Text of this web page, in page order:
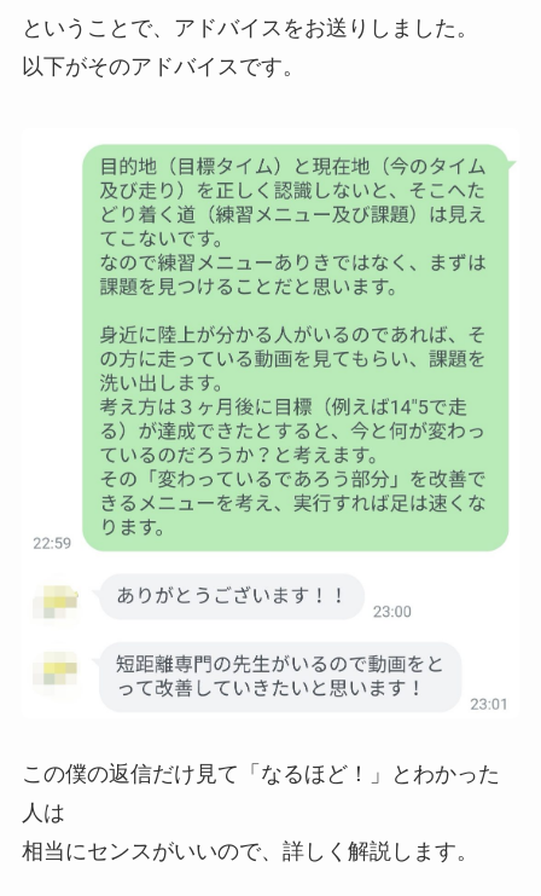
ということで、アドバイスをお送りしました。
以下がそのアドバイスです。
この僕の返信だけ見て「なるほど！」とわかった
人は
相当にセンスがいいので、詳しく解説します。